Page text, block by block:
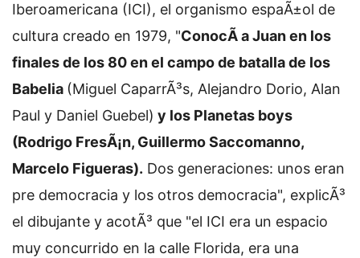
Iberoamericana (ICI), el organismo espaÃ±ol de
cultura creado en 1979, "ConocÃ­ a Juan en los
finales de los 80 en el campo de batalla de los
Babelia (Miguel CaparrÃ³s, Alejandro Dorio, Alan
Paul y Daniel Guebel) y los Planetas boys
(Rodrigo FresÃ¡n, Guillermo Saccomanno,
Marcelo Figueras). Dos generaciones: unos eran
pre democracia y los otros democracia", explicÃ³
el dibujante y acotÃ³ que "el ICI era un espacio
muy concurrido en la calle Florida, era una